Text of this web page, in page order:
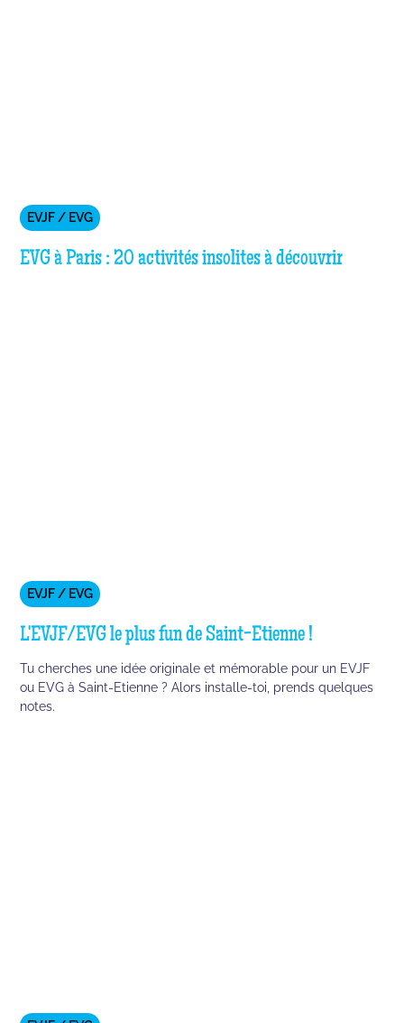
EVJF / EVG
EVG à Paris : 20 activités insolites à découvrir
EVJF / EVG
L'EVJF/EVG le plus fun de Saint-Etienne !
Tu cherches une idée originale et mémorable pour un EVJF
ou EVG à Saint-Etienne ? Alors installe-toi, prends quelques
notes.